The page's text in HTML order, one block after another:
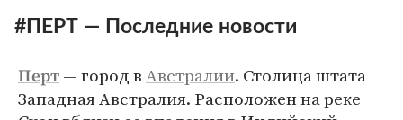
#ПЕРТ — Последние новости
Перт — город вАвстралии. Столица штата
Западная Австралия. Расположен на реке